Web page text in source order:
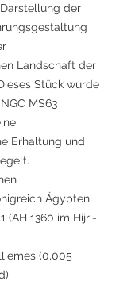
der
Landschaft der
Stück wurde
MS63
Erhaltung und
Ägypten
(AH 1360 im Hijri-
(0,005